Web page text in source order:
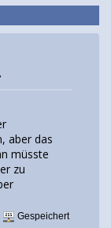
aber das
müsste
zu
Gespeichert